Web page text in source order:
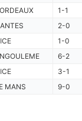
1-1
2-0
1-0
6-2
3-1
MANS 9-0